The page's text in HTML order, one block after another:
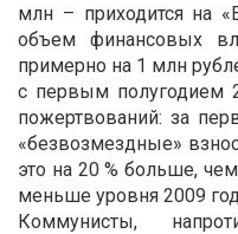
млн – приходится на
объем финансовых
примерно на 1 млн
с первым полугодием
пожертвований: за
«безвозмездные»
это на 20 % больше,
меньше уровня 2009
Коммунисты,